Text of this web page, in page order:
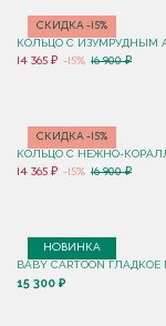
СКИДКА -15%
КОЛЬЦО C ИЗУМРУДНЫМ
14 365 ₽ -15% 16 900 ₽
СКИДКА -15%
КОЛЬЦО C НЕЖНО-
14 365 ₽ -15% 16 900 ₽
НОВИНКА
BABY CARTOON
15 300 ₽